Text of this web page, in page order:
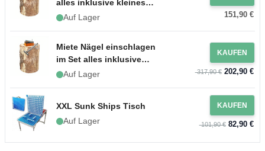
alles inklusive kleines
Paket
Auf Lager 151,90 €
Miete Nägel einschlagen
im Set alles inklusive
großes Paket
Auf Lager
KAUFEN
317,90 €202,90 €
XXL Sunk Ships Tisch
Auf Lager
KAUFEN
101,90 €82,90 €